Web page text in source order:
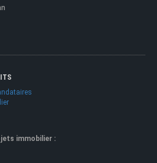
immobilier :